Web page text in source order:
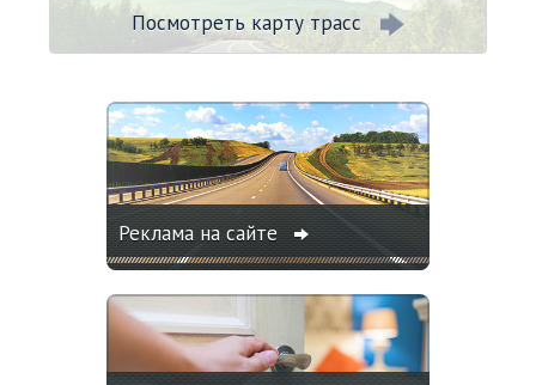
Посмотреть карту трасс
Реклама на сайте